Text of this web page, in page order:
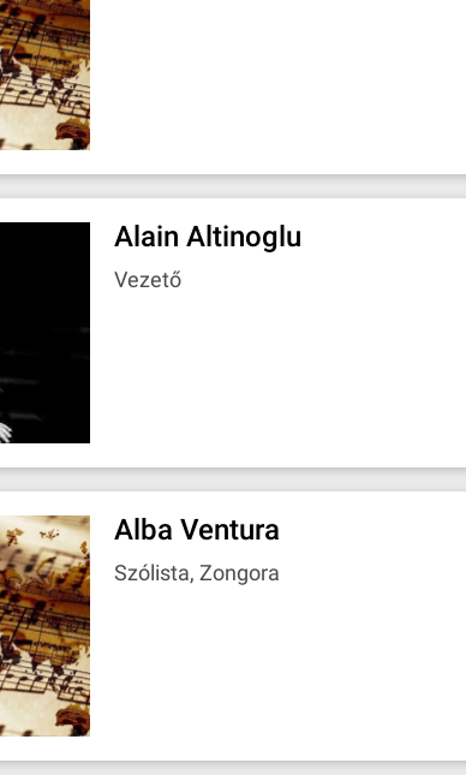
Alain Altinoglu
Vezető
Alba Ventura
Szólista, Zongora